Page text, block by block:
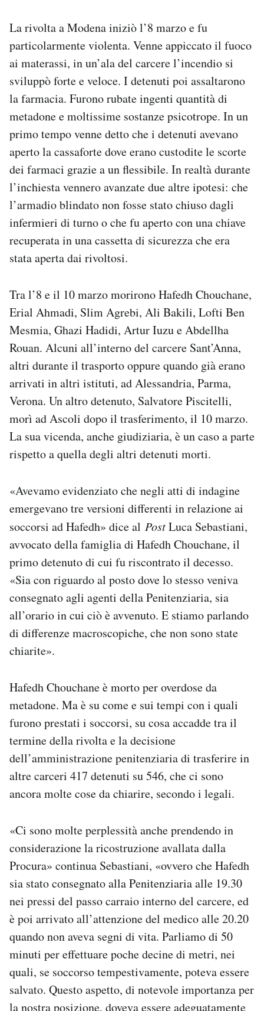
La rivolta a Modena iniziò l’8 marzo e fu
particolarmente violenta. Venne appiccato il fuoco
ai materassi, in un’ala del carcere l’incendio si
sviluppò forte e veloce. I detenuti poi assaltarono
la farmacia. Furono rubate ingenti quantità di
metadone e moltissime sostanze psicotrope. In un
primo tempo venne detto che i detenuti avevano
aperto la cassaforte dove erano custodite le scorte
dei farmaci grazie a un flessibile. In realtà durante
l’inchiesta vennero avanzate due altre ipotesi: che
l’armadio blindato non fosse stato chiuso dagli
infermieri di turno o che fu aperto con una chiave
recuperata in una cassetta di sicurezza che era
stata aperta dai rivoltosi.
Tra l’8 e il 10 marzo morirono Hafedh Chouchane,
Erial Ahmadi, Slim Agrebi, Ali Bakili, Lofti Ben
Mesmia, Ghazi Hadidi, Artur Iuzu e Abdellha
Rouan. Alcuni all’interno del carcere Sant’Anna,
altri durante il trasporto oppure quando già erano
arrivati in altri istituti, ad Alessandria, Parma,
Verona. Un altro detenuto, Salvatore Piscitelli,
morì ad Ascoli dopo il trasferimento, il 10 marzo.
La sua vicenda, anche giudiziaria, è un caso a parte
rispetto a quella degli altri detenuti morti.
«Avevamo evidenziato che negli atti di indagine
emergevano tre versioni differenti in relazione ai
soccorsi ad Hafedh» dice al PostLuca Sebastiani,
avvocato della famiglia di Hafedh Chouchane, il
primo detenuto di cui fu riscontrato il decesso.
«Sia con riguardo al posto dove lo stesso veniva
consegnato agli agenti della Penitenziaria, sia
all’orario in cui ciò è avvenuto. E stiamo parlando
di differenze macroscopiche, che non sono state
chiarite».
Hafedh Chouchane è morto per overdose da
metadone. Ma è su come e sui tempi con i quali
furono prestati i soccorsi, su cosa accadde tra il
termine della rivolta e la decisione
dell’amministrazione penitenziaria di trasferire in
altre carceri 417 detenuti su 546, che ci sono
ancora molte cose da chiarire, secondo i legali.
«Ci sono molte perplessità anche prendendo in
considerazione la ricostruzione avallata dalla
Procura» continua Sebastiani, «ovvero che Hafedh
sia stato consegnato alla Penitenziaria alle 19.30
nei pressi del passo carraio interno del carcere, ed
è poi arrivato all’attenzione del medico alle 20.20
quando non aveva segni di vita. Parliamo di 50
minuti per effettuare poche decine di metri, nei
quali, se soccorso tempestivamente, poteva essere
salvato. Questo aspetto, di notevole importanza per
la nostra posizione, doveva essere adeguatamente